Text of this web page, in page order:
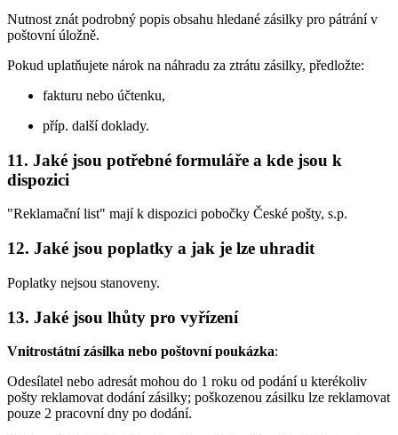
Nutnost znát podrobný popis obsahu hledané zásilky pro pátrání v
poštovní úložně.
Pokud uplatňujete nárok na náhradu za ztrátu zásilky, předložte:
fakturu nebo účtenku,
příp. další doklady.
11. Jaké jsou potřebné formuláře a kde jsou k
dispozici
"Reklamační list" mají k dispozici pobočky České pošty, s.p.
12. Jaké jsou poplatky a jak je lze uhradit
Poplatky nejsou stanoveny.
13. Jaké jsou lhůty pro vyřízení
Vnitrostátní zásilka nebo poštovní poukázka:
Odesílatel nebo adresát mohou do 1 roku od podání u kterékoliv
pošty reklamovat dodání zásilky; poškozenou zásilku lze reklamovat
pouze 2 pracovní dny po dodání.